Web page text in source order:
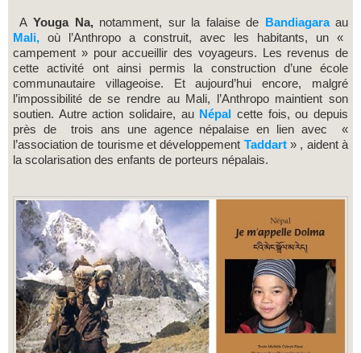
AYouga Na, notamment, sur la falaise de Bandiagaraau
Mali, où l’Anthropo a construit, avec les habitants, un «
campement » pour accueillir des voyageurs. Les revenus de
cette activité ont ainsi permis la construction d’une école
communautaire villageoise. Et aujourd’hui encore, malgré
l’impossibilité de se rendre au Mali, l’Anthropo maintient son
soutien. Autre action solidaire, au Népalcette fois, ou depuis
près de trois ans une agence népalaise en lien avec «
l’association de tourisme et développement Taddart» , aident à
la scolarisation des enfants de porteurs népalais.